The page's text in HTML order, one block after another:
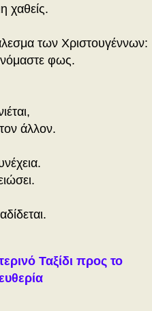
χαθείς.
των Χριστουγέννων:
φως.
άλλον.
Ταξίδι προς το